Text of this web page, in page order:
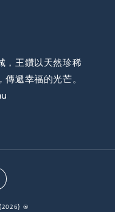
，王鑽以天然珍稀
遞幸福的光芒。
{2026} ®